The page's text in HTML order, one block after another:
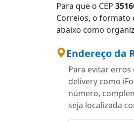
Para que o CEP
Correios, o formato
abaixo como
Endereço da
Para evitar erros
delivery como
número,
seja localizada